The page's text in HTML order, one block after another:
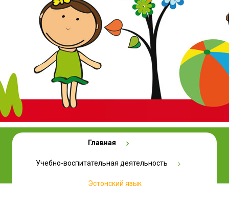
ЗЕЛЕНАЯ ШКОЛА КОНТАКТЫ
Главная
Учебно-воспитательная деятельность
Эстонский язык